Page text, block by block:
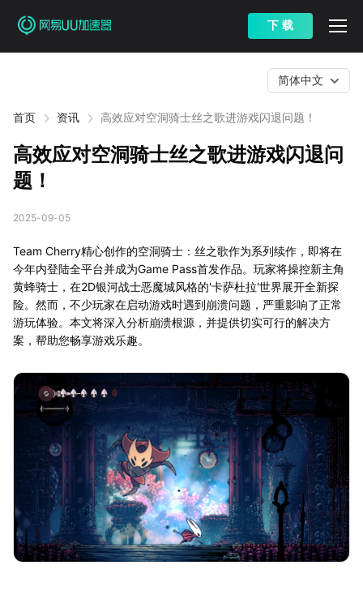
下 载
首页 资讯 高效应对空洞骑士丝之歌进游戏闪退问题！
简体中文
高效应对空洞骑士丝之歌进游戏闪退问
题！
2025-09-05
Team Cherry精心创作的空洞骑士：丝之歌作为系列续作，即将在
今年内登陆全平台并成为Game Pass首发作品。玩家将操控新主角
黄蜂骑士，在2D银河战士恶魔城风格的'卡萨杜拉'世界展开全新探
险。然而，不少玩家在启动游戏时遇到崩溃问题，严重影响了正常
游玩体验。本文将深入分析崩溃根源，并提供切实可行的解决方
案，帮助您畅享游戏乐趣。